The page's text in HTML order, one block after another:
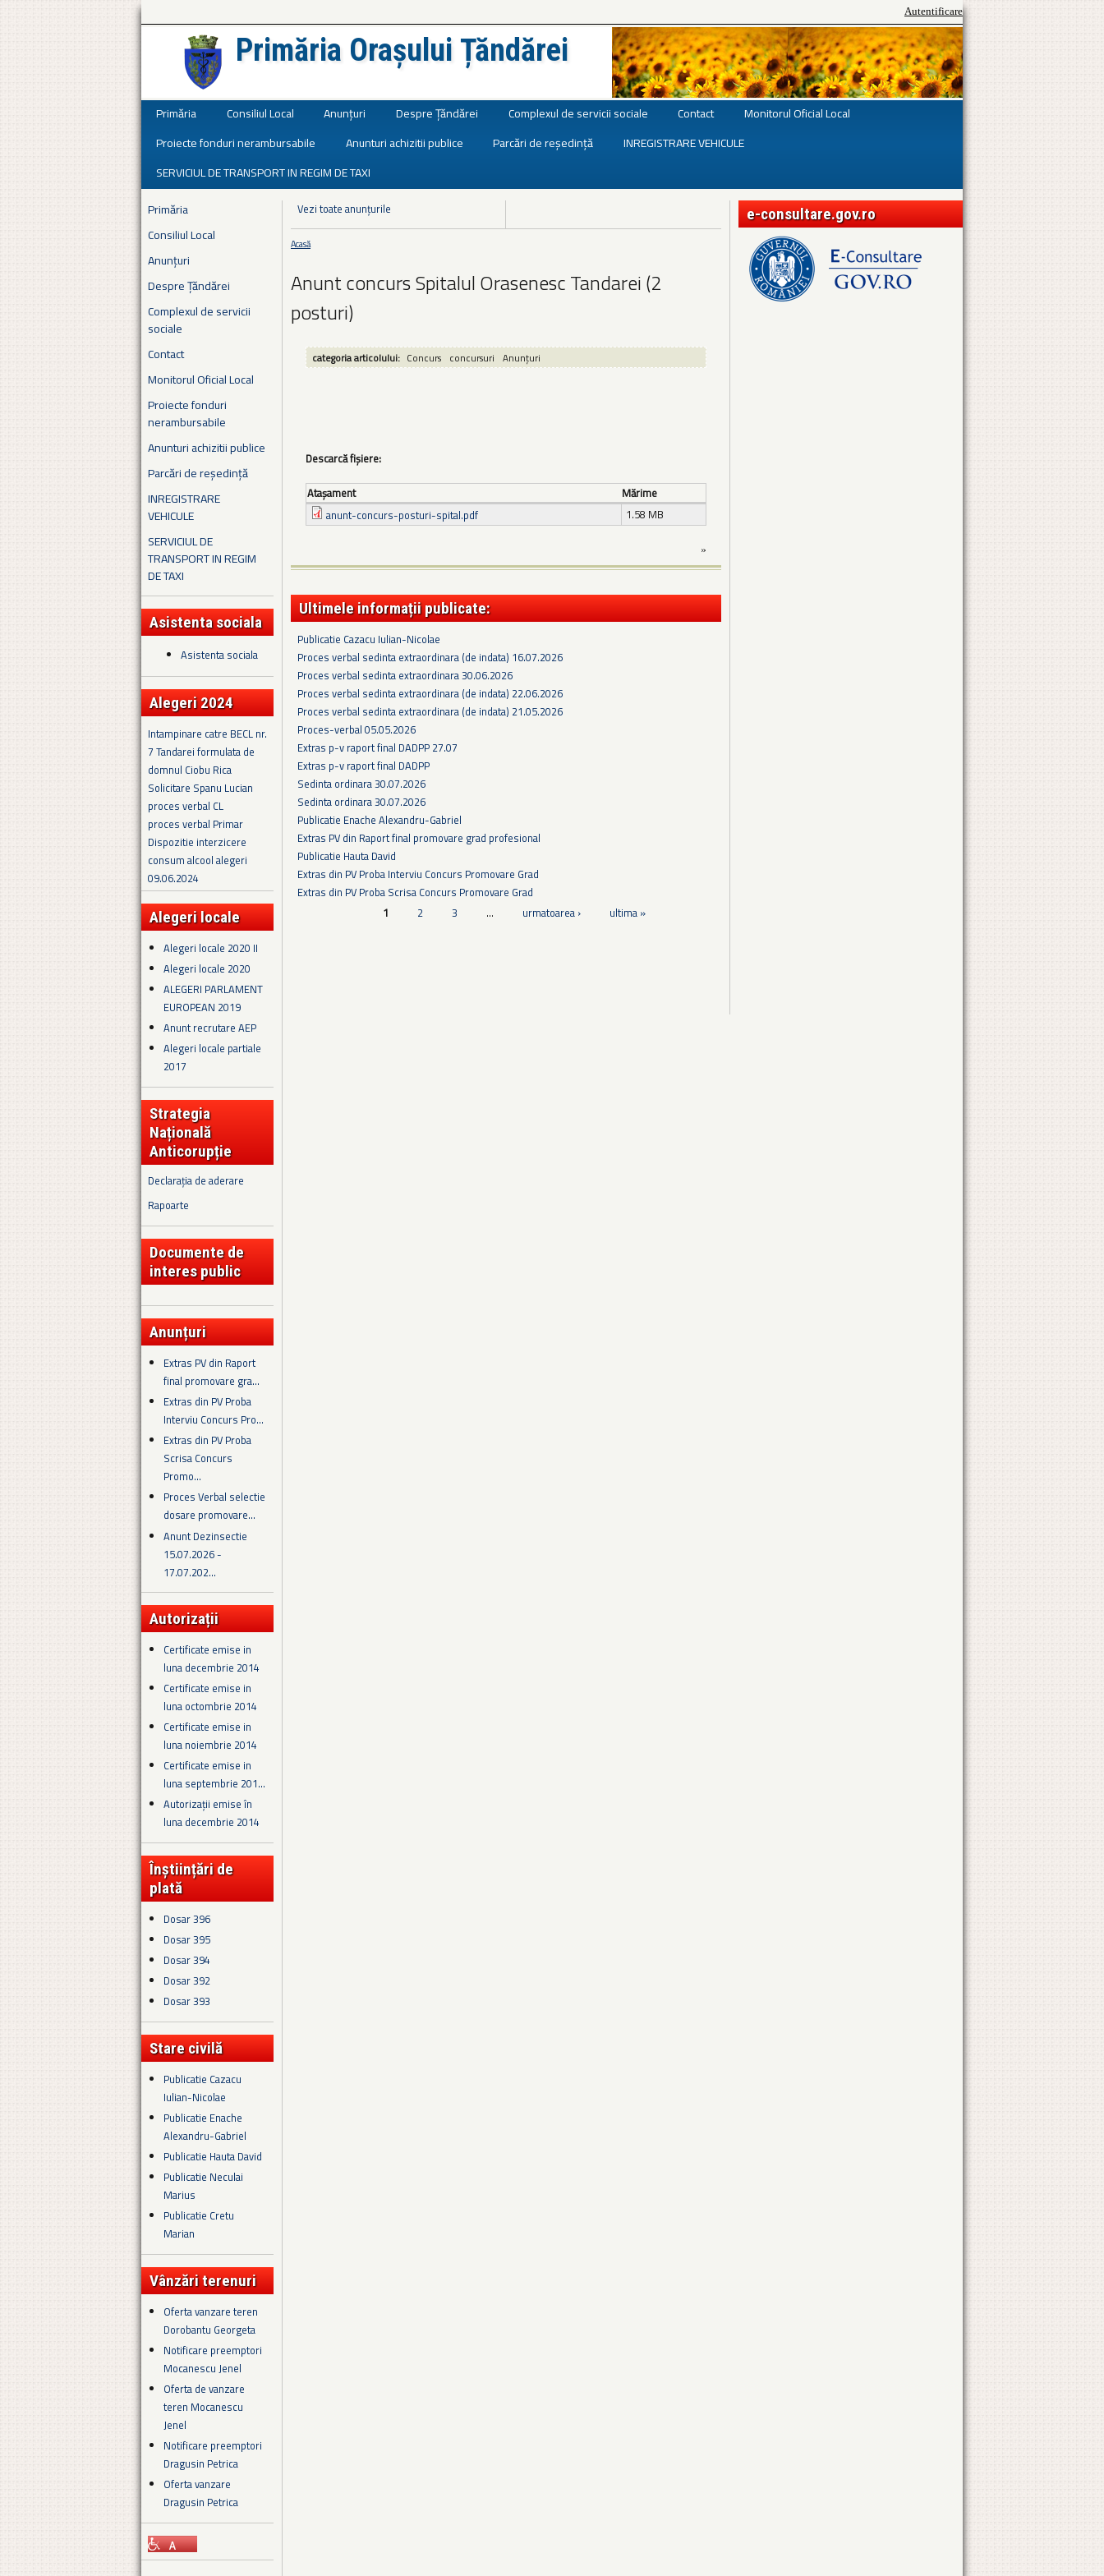
Autentificare
Primăria Orașului Țăndărei
Primăria Consiliul Local Anunțuri Despre Țăndărei Complexul de servicii sociale Contact
Monitorul Oficial Local
Proiecte fonduri nerambursabile
Anunturi achizitii publice Parcări de reședință
INREGISTRARE VEHICULE
SERVICIUL DE TRANSPORT IN REGIM DE TAXI
Primăria
Consiliul Local
Anunțuri
Despre Țăndărei
Complexul de servicii
sociale
Contact
Monitorul Oficial Local
Proiecte fonduri
nerambursabile
Anunturi achizitii publice
Parcări de reședință
INREGISTRARE
VEHICULE
SERVICIUL DE
TRANSPORT IN REGIM
DE TAXI
Asistenta sociala
Asistenta sociala
Alegeri 2024
Intampinare catre BECL nr.
7 Tandarei formulata de
domnul Ciobu Rica
Solicitare Spanu Lucian
proces verbal CL
proces verbal Primar
Dispozitie interzicere
consum alcool alegeri
09.06.2024
Alegeri locale
Alegeri locale 2020 II
Alegeri locale 2020
ALEGERI PARLAMENT
EUROPEAN 2019
Anunt recrutare AEP
Alegeri locale partiale
2017
Strategia
Națională
Anticorupție
Declarația de aderare
Rapoarte
Documente de
interes public
Anunțuri
Extras PV din Raport
final promovare gra...
Extras din PV Proba
Interviu Concurs Pro...
Extras din PV Proba
Scrisa Concurs
Promo...
Proces Verbal selectie
dosare promovare...
Anunt Dezinsectie
15.07.2026 -
17.07.202...
Autorizații
Certificate emise in
luna decembrie 2014
Certificate emise in
luna octombrie 2014
Certificate emise in
luna noiembrie 2014
Certificate emise in
luna septembrie 201...
Autorizații emise în
luna decembrie 2014
Înștiințări de
plată
Dosar 396
Dosar 395
Dosar 394
Dosar 392
Dosar 393
Stare civilă
Publicatie Cazacu
Iulian-Nicolae
Publicatie Enache
Alexandru-Gabriel
Publicatie Hauta David
Publicatie Neculai
Marius
Publicatie Cretu
Marian
Vânzări terenuri
Oferta vanzare teren
Dorobantu Georgeta
Notificare preemptori
Mocanescu Jenel
Oferta de vanzare
teren Mocanescu
Jenel
Notificare preemptori
Dragusin Petrica
Oferta vanzare
Dragusin Petrica
Vezi toate anunțurile
Eşti aici
Acasă
Anunt concurs Spitalul Orasenesc Tandarei (2
posturi)
categoria articolului: Concurs concursuri Anunțuri
Descarcă fișiere:
Ataşament
Mărime
anunt-concurs-posturi-spital.pdf
1.58 MB
»
Ultimele informații publicate:
Publicatie Cazacu Iulian-Nicolae
Proces verbal sedinta extraordinara (de indata) 16.07.2026
Proces verbal sedinta extraordinara 30.06.2026
Proces verbal sedinta extraordinara (de indata) 22.06.2026
Proces verbal sedinta extraordinara (de indata) 21.05.2026
Proces-verbal 05.05.2026
Extras p-v raport final DADPP 27.07
Extras p-v raport final DADPP
Sedinta ordinara 30.07.2026
Sedinta ordinara 30.07.2026
Publicatie Enache Alexandru-Gabriel
Extras PV din Raport final promovare grad profesional
Publicatie Hauta David
Extras din PV Proba Interviu Concurs Promovare Grad
Extras din PV Proba Scrisa Concurs Promovare Grad
1 2 3 … urmatoarea › ultima »
e-consultare.gov.ro